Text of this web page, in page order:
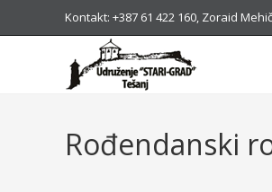
Kontakt: +387 61 422 160, Zoraid
Rođendanski